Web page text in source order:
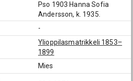
Pso 1903 Hanna Sofia
Andersson, k. 1935.
-
Ylioppilasmatrikkeli 1853–
1899
Mies